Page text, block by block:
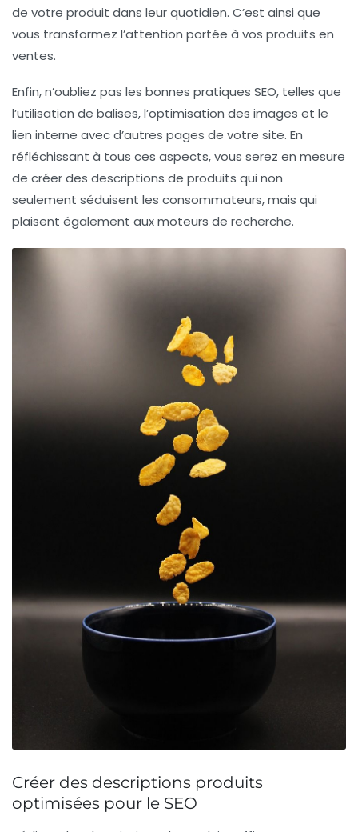
de votre produit dans leur quotidien. C’est ainsi que
vous transformez l’attention portée à vos produits en
ventes.
Enfin, n’oubliez pas les bonnes pratiques SEO, telles que
l’utilisation de balises, l’optimisation des images et le
lien interne avec d’autres pages de votre site. En
réfléchissant à tous ces aspects, vous serez en mesure
de créer des descriptions de produits qui non
seulement séduisent les consommateurs, mais qui
plaisent également aux moteurs de recherche.
Créer des descriptions produits
optimisées pour le SEO